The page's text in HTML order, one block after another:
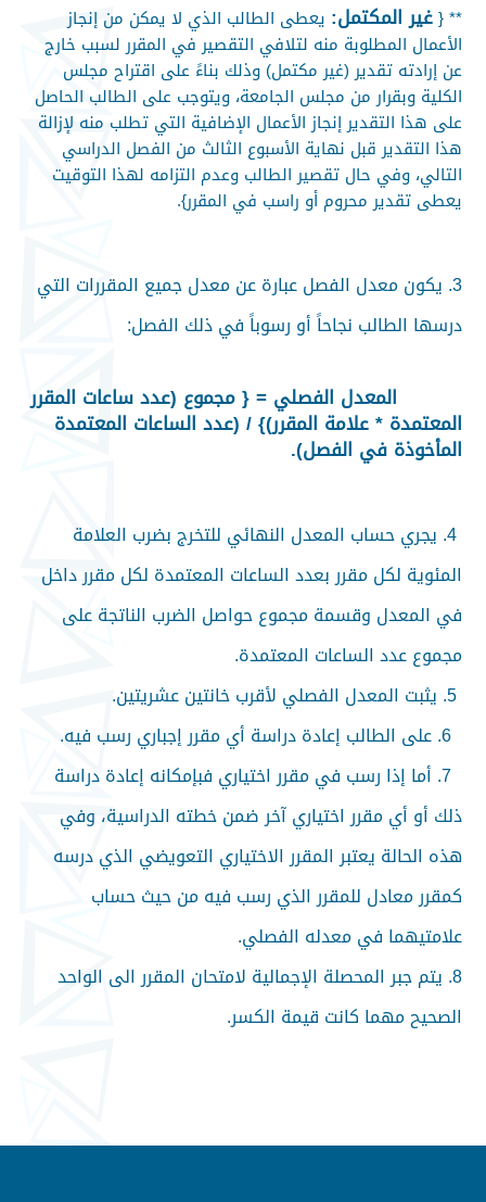
** {غير المكتمل: يعطى الطالب الذي لا يمكن من إنجاز
الأعمال المطلوبة منه لتلافي التقصير في المقرر لسبب خارج
عن إرادته تقدير (غير مكتمل)وذلك بناءً على اقتراح مجلس
الكلية وبقرار من مجلس الجامعة، ويتوجب على الطالب الحاصل
على هذا التقدير إنجاز الأعمال الإضافية التي تطلب منه لإزالة
هذا التقدير قبل نهاية الأسبوع الثالث من الفصل الدراسي
التالي، وفي حال تقصير الطالب وعدم التزامه لهذا التوقيت
يعطى تقدير محرومأو راسب في المقرر}.
3
. يكون معدل الفصل عبارة عن معدل جميع المقررات التي
درسها الطالب نجاحاً أو رسوباً في ذلك الفصل:
المعدل الفصلي ={ مجموع (عدد ساعات المقرر
المعتمدة * علامة المقرر)} / (عدد الساعات المعتمدة
المأخوذة في الفصل).
4. يجري حساب المعدل النهائي للتخرج بضرب العلامة
المئوية لكل مقرر بعدد الساعات المعتمدة لكل مقرر داخل
في المعدل وقسمة مجموع حواصل الضرب الناتجة على
مجموع عدد الساعات المعتمدة.
5. يثبت المعدل الفصلي لأقرب خانتين عشريتين.
6. على الطالب إعادة دراسة أي مقرر إجباري رسب فيه.
7. أما إذا رسب في مقرر اختياري فبإمكانه إعادة دراسة
ذلك أو أي مقرر اختياري آخر ضمن خطته الدراسية، وفي
هذه الحالة يعتبر المقرر الاختياري التعويضي الذي درسه
كمقرر معادل للمقرر الذي رسب فيه من حيث حساب
علامتيهما في معدله الفصلي.
8. يتم جبر المحصلة الإجمالية لامتحان المقرر الى الواحد
الصحيح مهما كانت قيمة الكسر.